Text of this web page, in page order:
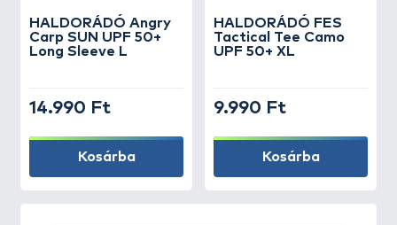
HALDORÁDÓ Angry
Carp SUN UPF 50+
Long Sleeve L
14.990 Ft
Kosárba
HALDORÁDÓ FES
Tactical Tee Camo
UPF 50+ XL
9.990 Ft
Kosárba